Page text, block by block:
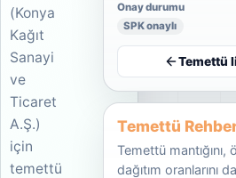
(Konya
Kağıt
Sanayi
ve
Ticaret
A.Ş.)
için
temettü
Onay durumu
SPK onaylı
Temettü
Temettü
Temettü
dağıtım oranlarını